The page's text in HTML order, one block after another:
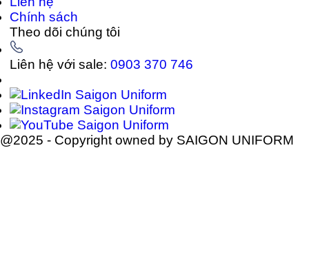
Chính sách
Theo dõi chúng tôi
Liên hệ với sale:0903 370 746
@2025 - Copyright owned by SAIGON UNIFORM